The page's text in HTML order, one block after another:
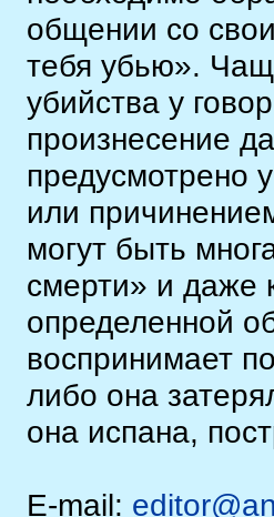
общении со
тебя убью».
убийства у
произнесение
предусмотрено
или
могут быть
смерти» и даже
определенной
воспринимает
либо она
она испана,
E-mail: